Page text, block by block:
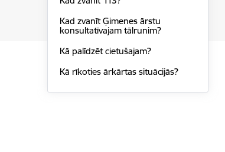
Kad zvanīt Ģimenes ārstu
konsultatīvajam tālrunim?
Kā palīdzēt cietušajam?
Kā rīkoties ārkārtas situācijās?